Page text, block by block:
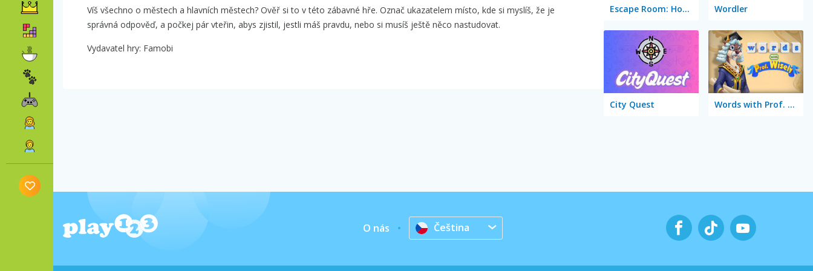
Víš všechno o městech a hlavních městech? Ověř si to v této zábavné hře. Označ ukazatelem místo, kde si myslíš, že je
správná odpověď, a počkej pár vteřin, abys zjistil, jestli máš pravdu, nebo si musíš ještě něco nastudovat.
Vydavatel hry: Famobi
Escape Room: Home Escape Wordler
City Quest Words with Prof. Wisely
O nás Čeština